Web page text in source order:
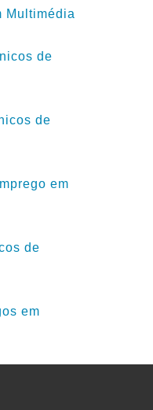
Multimédia
de
de
em
de
em
Emprego em